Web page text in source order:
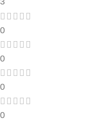
0
0
0
0